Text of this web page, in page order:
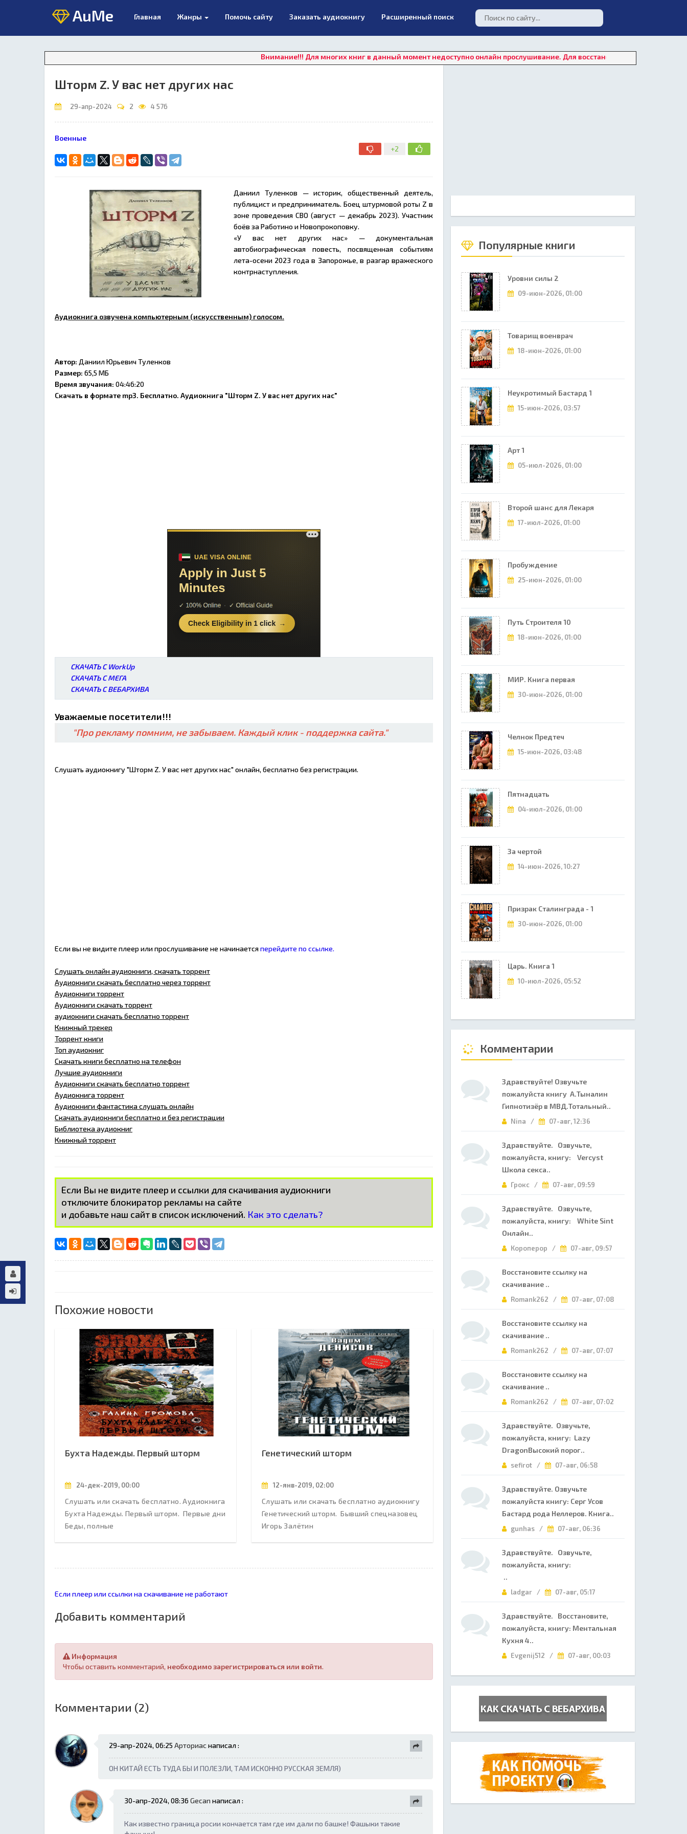
AuMe Главная Жанры Помочь сайту Заказать аудиокнигу Расширенный поиск
Внимание!!! Для многих книг в данный момент недоступно онлайн прослушивание. Для восстановления работы плеера
Шторм Z. У вас нет других нас
29-апр-2024 2 4 576
+2
Военные
Даниил Туленков — историк, общественный деятель,
публицист и предприниматель. Боец штурмовой роты Z в
зоне проведения СВО (август — декабрь 2023). Участник
боёв за Работино и Новопрокоповку.
«У вас нет других нас» — документальная
автобиографическая повесть, посвященная событиям
лета-осени 2023 года в Запорожье, в разгар вражеского
контрнаступления.
Аудиокнига озвучена компьютерным (искусственным) голосом.
Автор: Даниил Юрьевич Туленков
Размер: 65,5 МБ
Время звучания: 04:46:20
Скачать в формате mp3. Бесплатно. Аудиокнига "Шторм Z. У вас нет других нас"
СКАЧАТЬ С WorkUp
СКАЧАТЬ С МЕГА
СКАЧАТЬ С ВЕБАРХИВА
Уважаемые посетители!!!
"Про рекламу помним, не забываем. Каждый клик - поддержка сайта."
Слушать аудиокнигу "Шторм Z. У вас нет других нас" онлайн, бесплатно без регистрации.
Если вы не видите плеер или прослушивание не начинаетсяперейдите по ссылке.
Слушать онлайн аудиокниги, скачать торрент
Аудиокниги скачать бесплатно через торрент
Аудиокниги торрент
Аудиокниги скачать торрент
аудиокниги скачать бесплатно торрент
Книжный трекер
Торрент книги
Топ аудиокниг
Скачать книги бесплатно на телефон
Лучшие аудиокниги
Аудиокниги скачать бесплатно торрент
Аудиокнига торрент
Аудиокниги фантастика слушать онлайн
Скачать аудиокниги бесплатно и без регистрации
Библиотека аудиокниг
Книжный торрент
Если Вы не видите плеер и ссылки для скачивания аудиокниги
отключите блокиратор рекламы на сайте
и добавьте наш сайт в список исключений. Как это сделать?
Похожие новости
Бухта Надежды. Первый шторм
24-дек-2019, 00:00
Слушать или скачать бесплатно. Аудиокнига
Бухта Надежды. Первый шторм. Первые дни
Беды, полные
Генетический шторм
12-янв-2019, 02:00
Слушать или скачать бесплатно аудиокнигу
Генетический шторм. Бывший спецназовец
Игорь Залётин
Если плеер или ссылки на скачивание не работают
Добавить комментарий
Информация
Чтобы оставить комментарий, необходимо зарегистрироваться или войти.
Комментарии (2)
29-апр-2024, 06:25 Арториаснаписал :
ОН КИТАЙ ЕСТЬ ТУДА БЫ И ПОЛЕЗЛИ, ТАМ ИСКОННО РУССКАЯ ЗЕМЛЯ)
30-апр-2024, 08:36 Gecan написал :
Как известно граница росии кончается там где им дали по башке! Фашыки такие
Популярные книги
Уровни силы 2
09-июн-2026, 01:00
Товарищ военврач
18-июн-2026, 01:00
Неукротимый Бастард 1
15-июн-2026, 03:57
Арт 1
05-июл-2026, 01:00
Второй шанс для Лекаря
17-июл-2026, 01:00
Пробуждение
25-июн-2026, 01:00
Путь Строителя 10
18-июн-2026, 01:00
МИР. Книга первая
30-июн-2026, 01:00
Челнок Предтеч
15-июн-2026, 03:48
Пятнадцать
04-июл-2026, 01:00
За чертой
14-июн-2026, 10:27
Призрак Сталинграда - 1
30-июн-2026, 01:00
Царь. Книга 1
10-июл-2026, 05:52
Комментарии
Здравствуйте! Озвучьте
пожалуйста книгу А.Тыналин
Гипнотизёр в МВД.Тотальный..
Nina / 07-авг, 12:36
Здравствуйте. Озвучьте,
пожалуйста, книгу: Vercyst
Школа секса..
Грокс / 07-авг, 09:59
Здравствуйте. Озвучьте,
пожалуйста, книгу: White Sint
Онлайн..
Короперор / 07-авг, 09:57
Восстановите ссылку на
скачивание ..
Romank262 / 07-авг, 07:08
Восстановите ссылку на
скачивание ..
Romank262 / 07-авг, 07:07
Восстановите ссылку на
скачивание ..
Romank262 / 07-авг, 07:02
Здравствуйте. Озвучьте,
пожалуйста, книгу: Lazy
DragonВысокий порог..
sefirot / 07-авг, 06:58
Здравствуйте. Озвучьте
пожалуйста книгу: Серг Усов
Бастард рода Неллеров. Книга..
gunhas / 07-авг, 06:36
Здравствуйте. Озвучьте,
пожалуйста, книгу:
..
ladgar / 07-авг, 05:17
Здравствуйте. Восстановите,
пожалуйста, книгу: Ментальная
Кухня 4..
Evgenij512 / 07-авг, 00:03